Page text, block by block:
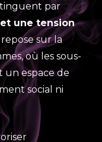
par
une tension
repose sur la
où les sous-
espace de
social ni